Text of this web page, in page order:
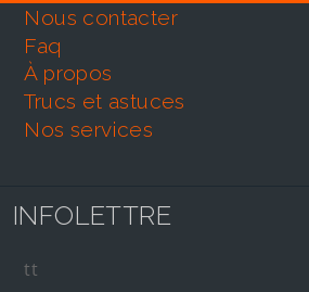
nous contacter
faq
À propos
trucs et astuces
nos services
INFOLETTRE
tt